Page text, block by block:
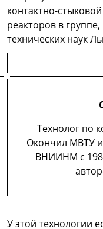
контактно-
реакторов в
технических наук
Технолог по
Окончил МВТУ
ВНИИНМ с
У этой технологии